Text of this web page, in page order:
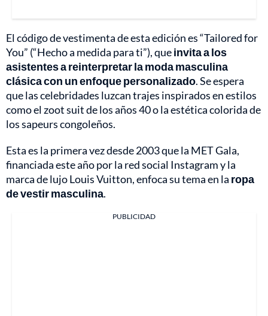
El código de vestimenta de esta edición es “Tailored for
You” (“Hecho a medida para ti”), queinvita a los
asistentes a reinterpretar la moda masculina
clásica con un enfoque personalizado. Se espera
que las celebridades luzcan trajes inspirados en estilos
como el zoot suit de los años 40 o la estética colorida de
los sapeurs congoleños.
Esta es la primera vez desde 2003 que la MET Gala,
financiada este año por la red social Instagram y la
marca de lujo Louis Vuitton, enfoca su tema en la ropa
de vestir masculina.
PUBLICIDAD